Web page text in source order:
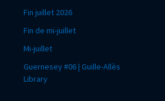
Fin juillet 2026
Fin de mi-juillet
Mi-juillet
Guernesey #06 | Guille-Allès
Library